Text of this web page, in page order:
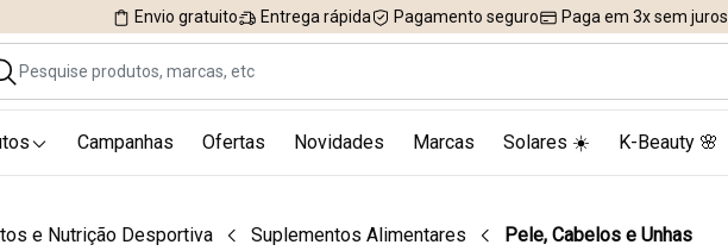
Envio gratuito Entrega rápida Pagamento seguro Paga em 3x sem juros
Campanhas Ofertas Novidades Marcas Solares ☀️ K-Beauty 🌸
e Nutrição Desportiva Suplementos Alimentares Pele, Cabelos e Unhas